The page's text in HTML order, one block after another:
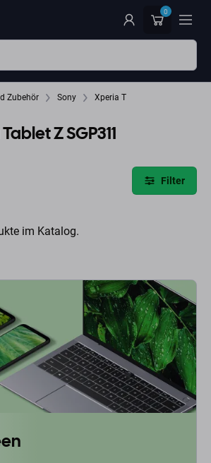
0
Zubehör Sony Xperia T
Z SGP311
Filter
im Katalog.